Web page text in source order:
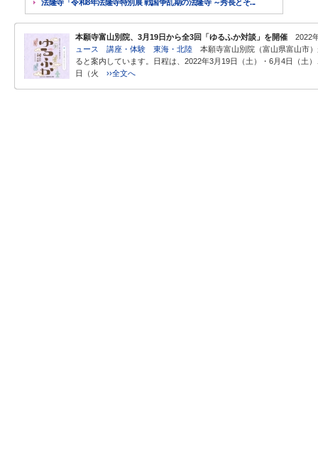
法隆寺「令和8年法隆寺特別展 戦国争乱期の法隆寺 ～秀長とそ...
本願寺富山別院、3月19日から全3回「ゆるふか対談」を開催 2022
ュース
講座・体験 東海・北陸 本願寺富山別院（富山県富山市
ると案内しています。日程は、2022年3月19日（土）・6月4日（土
日（火 ››全文へ